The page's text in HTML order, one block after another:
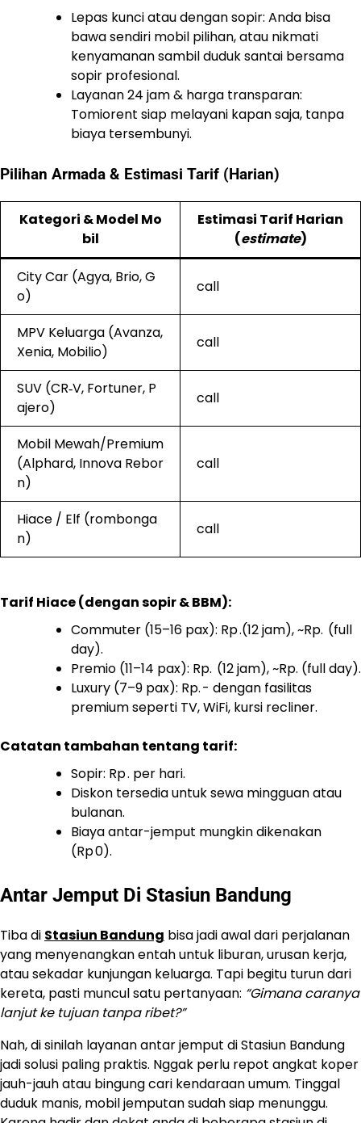
Lepas kunci atau dengan sopir: Anda bisa
bawa sendiri mobil pilihan, atau nikmati
kenyamanan sambil duduk santai bersama
sopir profesional.
Layanan 24 jam & harga transparan:
Tomiorent siap melayani kapan saja, tanpa
biaya tersembunyi.
Pilihan Armada & Estimasi Tarif (Harian)
Kategori & Model Mo
bil
Estimasi Tarif Harian
(estimate)
City Car (Agya, Brio, G
o)
call
MPV Keluarga (Avanza,
Xenia, Mobilio)
call
SUV (CR‑V, Fortuner, P
ajero)
call
Mobil Mewah/Premium
(Alphard, Innova Rebor
n)
call
Hiace / Elf (rombonga
n)
call
Tarif Hiace (dengan sopir & BBM):
Commuter (15–16 pax): Rp .(12 jam), ~Rp. (full
day).
Premio (11–14 pax): Rp. (12 jam), ~Rp. (full day).
Luxury (7–9 pax): Rp. - dengan fasilitas
premium seperti TV, WiFi, kursi recliner.
Catatan tambahan tentang tarif:
Sopir: Rp . per hari.
Diskon tersedia untuk sewa mingguan atau
bulanan.
Biaya antar-jemput mungkin dikenakan
(Rp 0).
Antar Jemput Di Stasiun Bandung
Tiba di Stasiun Bandung bisa jadi awal dari perjalanan
yang menyenangkan entah untuk liburan, urusan kerja,
atau sekadar kunjungan keluarga. Tapi begitu turun dari
kereta, pasti muncul satu pertanyaan: “Gimana caranya
lanjut ke tujuan tanpa ribet?”
Nah, di sinilah layanan antar jemput di Stasiun Bandung
jadi solusi paling praktis. Nggak perlu repot angkat koper
jauh-jauh atau bingung cari kendaraan umum. Tinggal
duduk manis, mobil jemputan sudah siap menunggu.